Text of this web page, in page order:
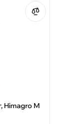
Himagro M